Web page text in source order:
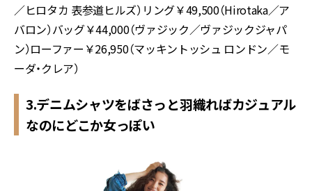
／ヒロタカ 表参道ヒルズ）リング￥49,500（Hirotaka／ア
バロン）バッグ￥44,000（ヴァジック／ヴァジックジャパ
ン）ローファー￥26,950（マッキントッシュ ロンドン／モ
ーダ・クレア）
3.デニムシャツをばさっと羽織ればカジュアル
なのにどこか女っぽい